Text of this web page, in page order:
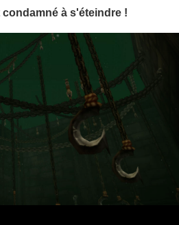
à s'éteindre !